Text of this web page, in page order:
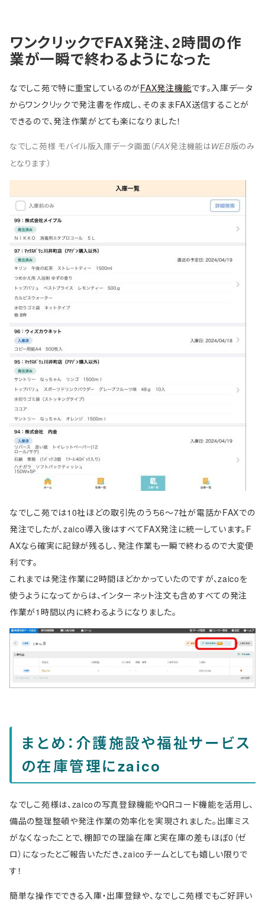
ワンクリックでFAX発注、2時間の作
業が一瞬で終わるようになった
なでしこ苑で特に重宝しているのがFAX発注機能です。入庫データ
からワンクリックで発注書を作成し、そのままFAX送信することが
できるので、発注作業がとても楽になりました！
なでしこ苑様 モバイル版入庫データ画面（FAX発注機能はWEB版のみ
となります）
なでしこ苑では10社ほどの取引先のうち6～7社が電話かFAXでの
発注でしたが、zaico導入後はすべてFAX発注に統一しています。F
AXなら確実に記録が残るし、発注作業も一瞬で終わるので大変便
利です。
これまでは発注作業に2時間ほどかかっていたのですが、zaicoを
使うようになってからは、インターネット注文も含めすべての発注
作業が1時間以内に終わるようになりました。
まとめ：介護施設や福祉サービス
の在庫管理にzaico
なでしこ苑様は、zaicoの写真登録機能やQRコード機能を活用し、
備品の整理整頓や発注作業の効率化を実現されました。出庫ミス
がなくなったことで、棚卸での理論在庫と実在庫の差もほぼ0（ゼ
ロ）になったとご報告いただき、zaicoチームとしても嬉しい限りで
す！
簡単な操作でできる入庫・出庫登録や、なでしこ苑様でもご好評い